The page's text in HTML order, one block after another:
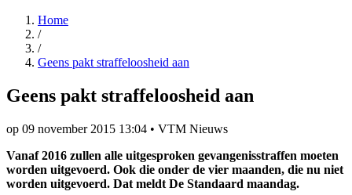
Home
/
/
Geens pakt straffeloosheid aan
Geens pakt straffeloosheid aan
op 09 november 2015 13:04 • VTM Nieuws
Vanaf 2016 zullen alle uitgesproken gevangenisstraffen moeten
worden uitgevoerd. Ook die onder de vier maanden, die nu niet
worden uitgevoerd. Dat meldt De Standaard maandag.